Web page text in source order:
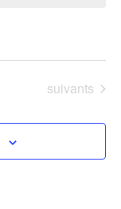
Évènements
suivants